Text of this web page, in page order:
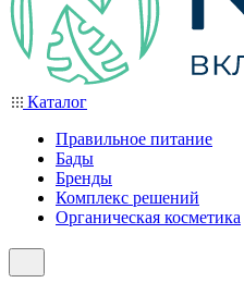
Каталог
Правильное питание
Бады
Бренды
Комплекс решений
Органическая косметика